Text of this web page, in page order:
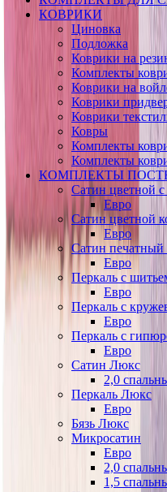
КОВРИКИ
Циновка
Подложка
Коврики на
Комплекты
Коврики на
Коврики
Коврики
Ковры
Комплекты
Комплекты
КОМПЛЕКТЫ
Сатин цветной с
Евро
Сатин цветной
Евро
Сатин
Евро
Перкаль с
Евро
Перкаль с
Евро
Перкаль с
Евро
Сатин Люкс
2,0
Перкаль Люкс
Евро
Бязь Люкс
Микросатин
Евро
2,0
1,5